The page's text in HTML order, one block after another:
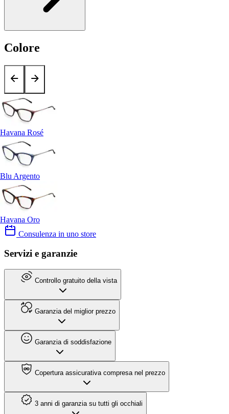
Colore
Havana Rosé
Blu Argento
Havana Oro
Consulenza in uno store
Servizi e garanzie
Controllo gratuito della vista
Garanzia del miglior prezzo
Garanzia di soddisfazione
Copertura assicurativa compresa nel prezzo
3 anni di garanzia su tutti gli occhiali